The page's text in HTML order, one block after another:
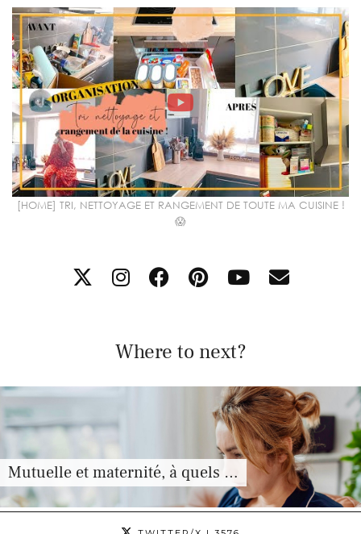
[HOME] TRI, NETTOYAGE ET RANGEMENT DE TOUTE MA CUISINE !
😱
Where to next?
Mutuelle et maternité, à quels …